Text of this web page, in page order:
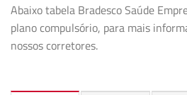
Abaixo tabela Bradesco Saúde
plano compulsório, para mais
nossos corretores.